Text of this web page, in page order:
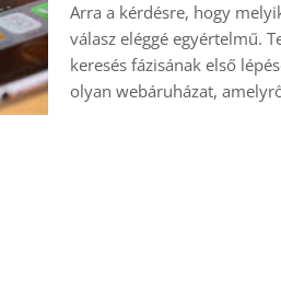
Arra a kérdésre, hogy
válasz eléggé egyértelmű.
keresés fázisának első
olyan webáruházat,